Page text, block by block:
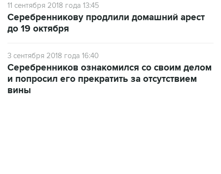
11 сентября 2018 года 13:45
Серебренникову продлили домашний арест
до 19 октября
3 сентября 2018 года 16:40
Серебренников ознакомился со своим делом
и попросил его прекратить за отсутствием
вины